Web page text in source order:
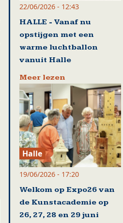
22/06/2026 - 12:43
HALLE - Vanaf nu
opstijgen met een
warme luchtballon
vanuit Halle
Meer lezen
Halle
19/06/2026 - 17:20
Welkom op Expo26 van
de Kunstacademie op
26, 27, 28 en 29 juni